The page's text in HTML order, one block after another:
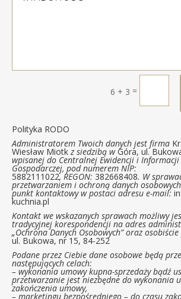
6 + 3 =
Polityka RODO
Administratorem Twoich danych jest firma
Wiesław Miotk z siedzibą wGóra, ul.
wpisanej do Centralnej Ewidencji i Informacji
Gospodarczej, pod numerem NIP:
5882111022, REGON: 382668408. W
przetwarzaniem i ochroną danych osobowych
punkt kontaktowy w postaci adresu e-mail:
kuchnia.pl
Kontakt we wskazanych sprawach możliwy
tradycyjnej korespondencji na adres
„Ochrona Danych Osobowych” oraz
ul. Bukowa, nr 15, 84-252
Podane przez Ciebie dane osobowe będą
następujących celach:
– wykonania umowy kupna-sprzedaży bądź
przetwarzanie jest niezbędne do wykonania
zakończenia umowy,
– marketingu bezpośredniego – do czasu